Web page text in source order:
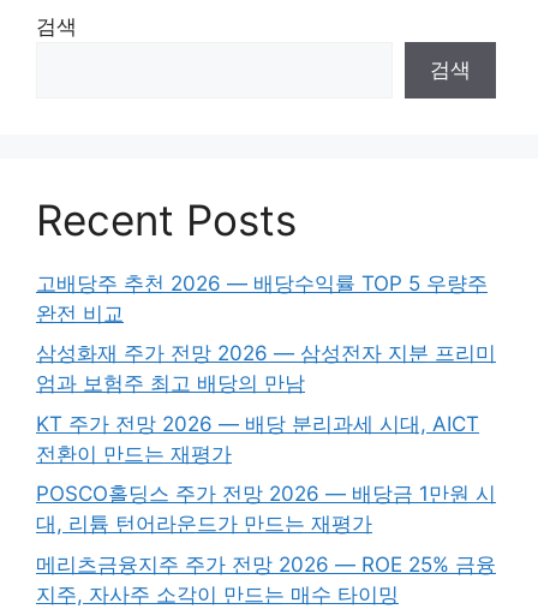
검색
검색
Recent Posts
고배당주 추천 2026 — 배당수익률 TOP 5 우량주
완전 비교
삼성화재 주가 전망 2026 — 삼성전자 지분 프리미
엄과 보험주 최고 배당의 만남
KT 주가 전망 2026 — 배당 분리과세 시대, AICT
전환이 만드는 재평가
POSCO홀딩스 주가 전망 2026 — 배당금 1만원 시
대, 리튬 턴어라운드가 만드는 재평가
메리츠금융지주 주가 전망 2026 — ROE 25% 금융
지주, 자사주 소각이 만드는 매수 타이밍